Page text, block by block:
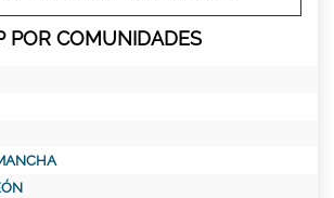
POR COMUNIDADES